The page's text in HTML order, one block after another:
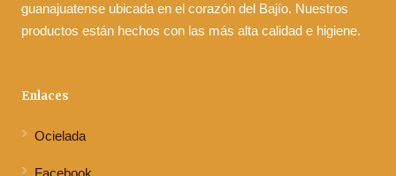
guanajuatense ubicada en el corazón del Bajío. Nuestros
productos están hechos con las más alta calidad e higiene.
Enlaces
Ocielada